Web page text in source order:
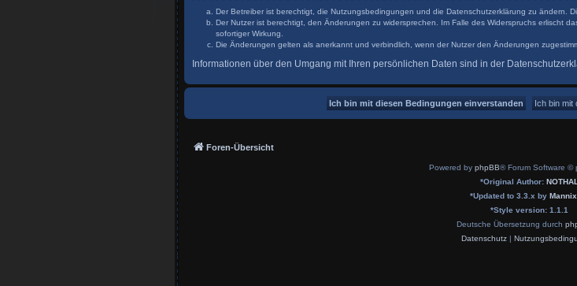
Der Betreiber ist berechtigt, die Nutzungsbedingungen und die Datenschutzerklärung zu ändern.
Der Nutzer ist berechtigt, den Änderungen zu widersprechen. Im Falle des Widerspruchs erlischt
sofortiger Wirkung.
Die Änderungen gelten als anerkannt und verbindlich, wenn der Nutzer den Änderungen
Informationen über den Umgang mit Ihren persönlichen Daten sind in der
Foren-Übersicht
Powered by phpBB® Forum Software ©
*Original Author: NOTHAL
*Updated to 3.3.x by
*Style version: 1.1.1
Deutsche Übersetzung durch
Datenschutz|